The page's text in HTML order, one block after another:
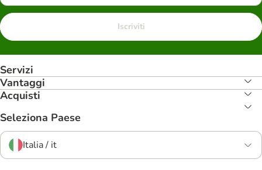
Iscriviti
Servizi
Vantaggi
Acquisti
Seleziona Paese
Italia / it